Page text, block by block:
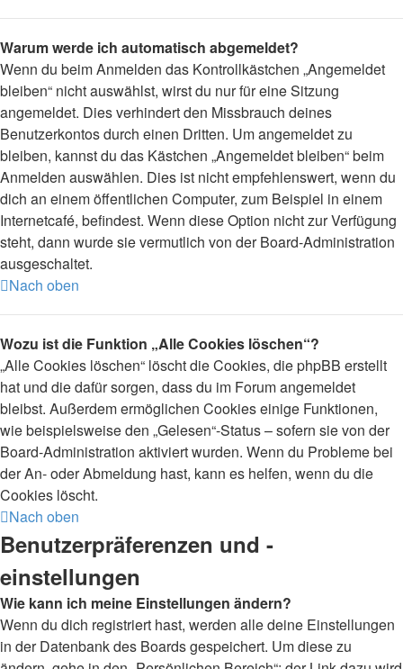
Warum werde ich automatisch abgemeldet?
Wenn du beim Anmelden das Kontrollkästchen „Angemeldet
bleiben“ nicht auswählst, wirst du nur für eine Sitzung
angemeldet. Dies verhindert den Missbrauch deines
Benutzerkontos durch einen Dritten. Um angemeldet zu
bleiben, kannst du das Kästchen „Angemeldet bleiben“ beim
Anmelden auswählen. Dies ist nicht empfehlenswert, wenn du
dich an einem öffentlichen Computer, zum Beispiel in einem
Internetcafé, befindest. Wenn diese Option nicht zur Verfügung
steht, dann wurde sie vermutlich von der Board-Administration
ausgeschaltet.
Nach oben
Wozu ist die Funktion „Alle Cookies löschen“?
„Alle Cookies löschen“ löscht die Cookies, die phpBB erstellt
hat und die dafür sorgen, dass du im Forum angemeldet
bleibst. Außerdem ermöglichen Cookies einige Funktionen,
wie beispielsweise den „Gelesen“-Status – sofern sie von der
Board-Administration aktiviert wurden. Wenn du Probleme bei
der An- oder Abmeldung hast, kann es helfen, wenn du die
Cookies löscht.
Nach oben
Benutzerpräferenzen und -
einstellungen
Wie kann ich meine Einstellungen ändern?
Wenn du dich registriert hast, werden alle deine Einstellungen
in der Datenbank des Boards gespeichert. Um diese zu